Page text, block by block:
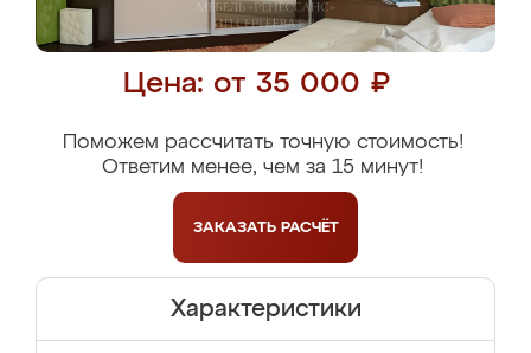
Цена: от 35 000 ₽
Поможем рассчитать точную стоимость!
Ответим менее, чем за 15 минут!
ЗАКАЗАТЬ РАСЧЁТ
Характеристики